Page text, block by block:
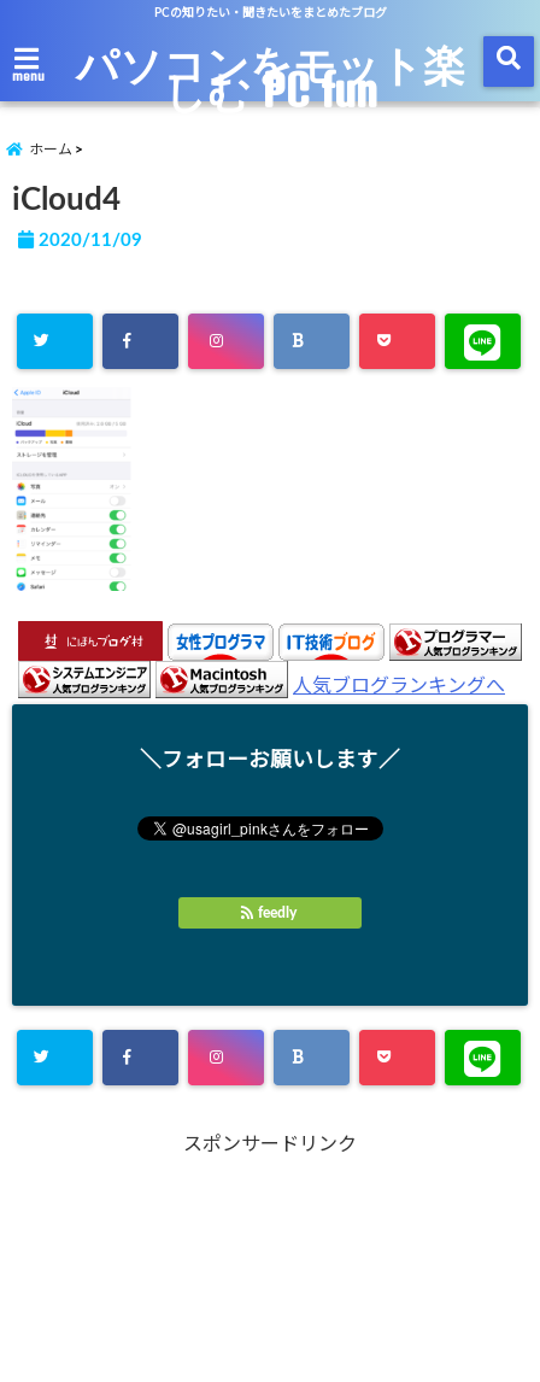
PCの知りたい・聞きたいをまとめたブログ
menu パソコンをモット楽
しむ PC fun
ホーム
iCloud4
2020/11/09
人気ブログランキングへ
＼フォローお願いします／
feedly
スポンサードリンク